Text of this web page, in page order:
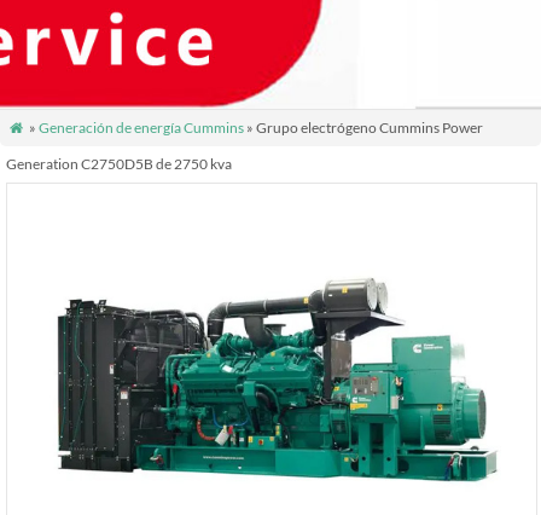
 » Generación de energía Cummins» Grupo electrógeno Cummins Power
Generation C2750D5B de 2750 kva